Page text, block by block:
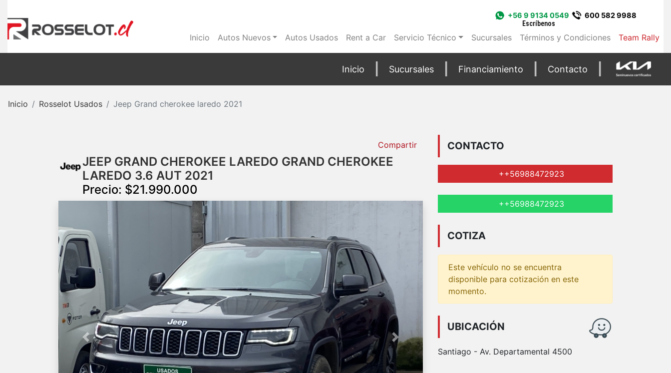
+56 9 9134 0549
Escríbenos
600 582 9988
Inicio Autos Nuevos Autos Usados Rent a Car Servicio Técnico Sucursales Términos y Condiciones Team Rally
Inicio Sucursales Financiamiento Contacto
Inicio Rosselot Usados Jeep Grand cherokee laredo 2021
Compartir
JEEP GRAND CHEROKEE LAREDO GRAND CHEROKEE
LAREDO 3.6 AUT 2021
Precio: $21.990.000
Previous Next
CONTACTO
++56988472923
++56988472923
COTIZA
Este vehículo no se encuentra
disponible para cotización en este
momento.
UBICACIÓN
Santiago - Av. Departamental 4500